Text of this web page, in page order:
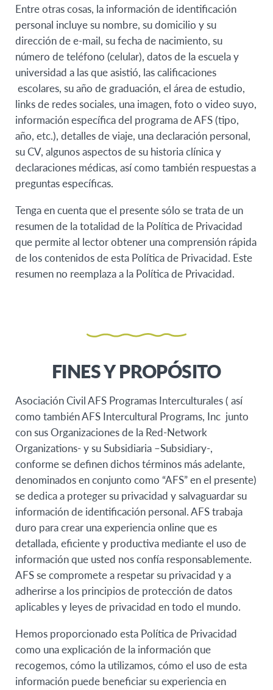
Entre otras cosas, la información de identificación
personal incluye su nombre, su domicilio y su
dirección de e-mail, su fecha de nacimiento, su
número de teléfono (celular), datos de la escuela y
universidad a las que asistió, las calificaciones
escolares, su año de graduación, el área de estudio,
links de redes sociales, una imagen, foto o video suyo,
información específica del programa de AFS (tipo,
año, etc.), detalles de viaje, una declaración personal,
su CV, algunos aspectos de su historia clínica y
declaraciones médicas, así como también respuestas a
preguntas específicas.
Tenga en cuenta que el presente sólo se trata de un
resumen de la totalidad de la Política de Privacidad
que permite al lector obtener una comprensión rápida
de los contenidos de esta Política de Privacidad. Este
resumen no reemplaza a la Política de Privacidad.
FINES Y PROPÓSITO
Asociación Civil AFS Programas Interculturales ( así
como también AFS Intercultural Programs, Inc junto
con sus Organizaciones de la Red-Network
Organizations- y su Subsidiaria –Subsidiary-,
conforme se definen dichos términos más adelante,
denominados en conjunto como “AFS” en el presente)
se dedica a proteger su privacidad y salvaguardar su
información de identificación personal. AFS trabaja
duro para crear una experiencia online que es
detallada, eficiente y productiva mediante el uso de
información que usted nos confía responsablemente.
AFS se compromete a respetar su privacidad y a
adherirse a los principios de protección de datos
aplicables y leyes de privacidad en todo el mundo.
Hemos proporcionado esta Política de Privacidad
como una explicación de la información que
recogemos, cómo la utilizamos, cómo el uso de esta
información puede beneficiar su experiencia en